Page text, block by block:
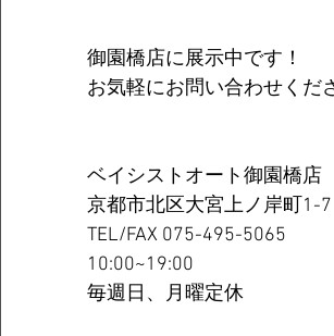
御園橋店に展示中です！
お気軽にお問い合わせくだ
ベイシストオート御園橋店
京都市北区大宮上ノ岸町1-7
TEL/FAX 075-495-5065
10:00~19:00
毎週日、月曜定休